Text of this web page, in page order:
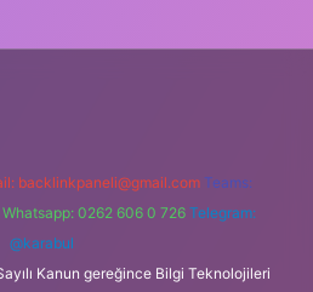
backlinkpaneli@gmail.com Teams:
Whatsapp: 0262 606 0 726 Telegram:
@karabul
Kanun gereğince Bilgi Teknolojileri